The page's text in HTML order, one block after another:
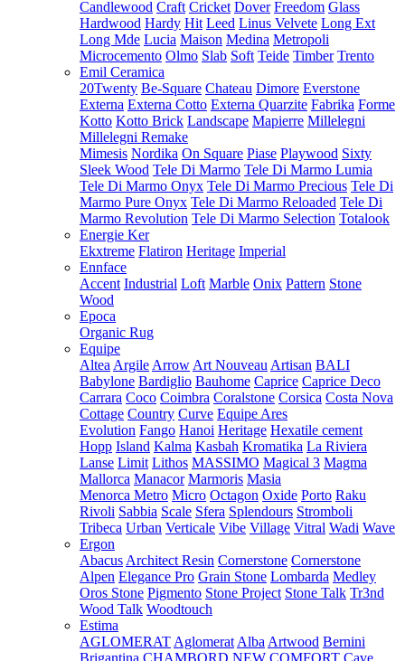
Candlewood Craft Cricket Dover Freedom Glass
Hardwood Hardy Hit Leed Linus Velvete Long Ext
Long Mde Lucia Maison Medina Metropoli
Microcemento Olmo Slab Soft Teide Timber Trento
Emil Ceramica
20Twenty Be-Square Chateau Dimore Everstone
Externa Externa Cotto Externa Quarzite Fabrika Forme
Kotto Kotto Brick Landscape Mapierre Millelegni
Millelegni Remake
Mimesis Nordika On Square Piase Playwood Sixty
Sleek Wood Tele Di Marmo Tele Di Marmo Lumia
Tele Di Marmo Onyx Tele Di Marmo Precious Tele Di
Marmo Pure Onyx Tele Di Marmo Reloaded Tele Di
Marmo Revolution Tele Di Marmo Selection Totalook
Energie Ker
Ekxtreme Flatiron Heritage Imperial
Ennface
Accent Industrial Loft Marble Onix Pattern Stone
Wood
Epoca
Organic Rug
Equipe
Altea Argile Arrow Art Nouveau Artisan BALI
Babylone Bardiglio Bauhome Caprice Caprice Deco
Carrara Coco Coimbra Coralstone Corsica Costa Nova
Cottage Country Curve Equipe Ares
Evolution Fango Hanoi Heritage Hexatile cement
Hopp Island Kalma Kasbah Kromatika La Riviera
Lanse Limit Lithos MASSIMO Magical 3 Magma
Mallorca Manacor Marmoris Masia
Menorca Metro Micro Octagon Oxide Porto Raku
Rivoli Sabbia Scale Sfera Splendours Stromboli
Tribeca Urban Verticale Vibe Village Vitral Wadi Wave
Ergon
Abacus Architect Resin Cornerstone Cornerstone
Alpen Elegance Pro Grain Stone Lombarda Medley
Oros Stone Pigmento Stone Project Stone Talk Tr3nd
Wood Talk Woodtouch
Estima
AGLOMERAT Aglomerat Alba Artwood Bernini